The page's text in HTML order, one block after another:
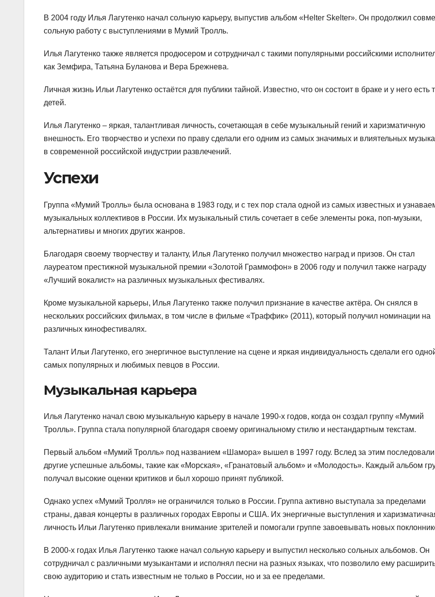
В 2004 году Илья Лагутенко начал сольную карьеру, выпустив альбом «Helter Skelter». Он продолжил
сольную работу с выступлениями в Мумий Тролль.
Илья Лагутенко также является продюсером и сотрудничал с такими популярными российскими
как Земфира, Татьяна Буланова и Вера Брежнева.
Личная жизнь Ильи Лагутенко остаётся для публики тайной. Известно, что он состоит в браке и у него есть
детей.
Илья Лагутенко – яркая, талантливая личность, сочетающая в себе музыкальный гений и харизматичную
внешность. Его творчество и успехи по праву сделали его одним из самых значимых и влиятельных
в современной российской индустрии развлечений.
Успехи
Группа «Мумий Тролль» была основана в 1983 году, и с тех пор стала одной из самых известных и
музыкальных коллективов в России. Их музыкальный стиль сочетает в себе элементы рока, поп-музыки,
альтернативы и многих других жанров.
Благодаря своему творчеству и таланту, Илья Лагутенко получил множество наград и призов. Он стал
лауреатом престижной музыкальной премии «Золотой Граммофон» в 2006 году и получил также награду
«Лучший вокалист» на различных музыкальных фестивалях.
Кроме музыкальной карьеры, Илья Лагутенко также получил признание в качестве актёра. Он снялся в
нескольких российских фильмах, в том числе в фильме «Траффик» (2011), который получил номинации на
различных кинофестивалях.
Талант Ильи Лагутенко, его энергичное выступление на сцене и яркая индивидуальность сделали его
самых популярных и любимых певцов в России.
Музыкальная карьера
Илья Лагутенко начал свою музыкальную карьеру в начале 1990-х годов, когда он создал группу «Мумий
Тролль». Группа стала популярной благодаря своему оригинальному стилю и нестандартным текстам.
Первый альбом «Мумий Тролль» под названием «Шамора» вышел в 1997 году. Вслед за этим последовали
другие успешные альбомы, такие как «Морская», «Гранатовый альбом» и «Молодость». Каждый альбом
получал высокие оценки критиков и был хорошо принят публикой.
Однако успех «Мумий Тролля» не ограничился только в России. Группа активно выступала за пределами
страны, давая концерты в различных городах Европы и США. Их энергичные выступления и
личность Ильи Лагутенко привлекали внимание зрителей и помогали группе завоевывать новых
В 2000-х годах Илья Лагутенко также начал сольную карьеру и выпустил несколько сольных альбомов. Он
сотрудничал с различными музыкантами и исполнял песни на разных языках, что позволило ему
свою аудиторию и стать известным не только в России, но и за ее пределами.